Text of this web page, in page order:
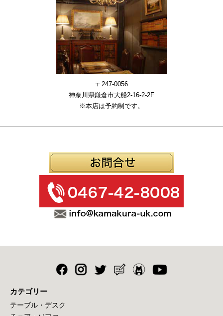
〒247-0056
神奈川県鎌倉市大船2-16-2-2F
※本店は予約制です。
カテゴリー
テーブル・デスク